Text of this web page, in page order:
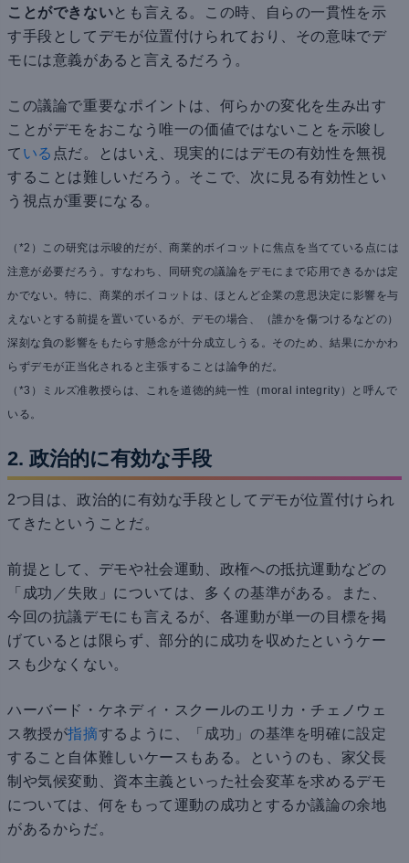
ことができないとも言える。この時、自らの一貫性を示
す手段としてデモが位置付けられており、その意味でデ
モには意義があると言えるだろう。
この議論で重要なポイントは、何らかの変化を生み出す
ことがデモをおこなう唯一の価値ではないことを示唆し
て いる 点だ。とはいえ、現実的にはデモの有効性を無視
することは難しいだろう。そこで、次に見る有効性とい
う視点が重要になる。
（*2）この研究は示唆的だが、商業的ボイコットに焦点を当てている点には
注意が必要だろう。すなわち、同研究の議論をデモにまで応用できるかは定
かでない。特に、商業的ボイコットは、ほとんど企業の意思決定に影響を与
えないとする前提を置いているが、デモの場合、（誰かを傷つけるなどの）
深刻な負の影響をもたらす懸念が十分成立しうる。そのため、結果にかかわ
らずデモが正当化されると主張することは論争的だ。
（*3）ミルズ准教授らは、これを道徳的純一性（moral integrity）と呼んで
いる。
2. 政治的に有効な手段
2つ目は、政治的に有効な手段としてデモが位置付けられ
てきたということだ。
前提として、デモや社会運動、政権への抵抗運動などの
「成功／失敗」については、多くの基準がある。また、
今回の抗議デモにも言えるが、各運動が単一の目標を掲
げているとは限らず、部分的に成功を収めたというケー
スも少なくない。
ハーバード・ケネディ・スクールのエリカ・チェノウェ
ス教授が指摘するように、「成功」の基準を明確に設定
すること自体難しいケースもある。というのも、家父長
制や気候変動、資本主義といった社会変革を求めるデモ
については、何をもって運動の成功とするか議論の余地
があるからだ。